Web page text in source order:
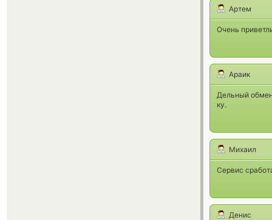
Артем
Очень
Араик
Дельный
ку.
Михаил
Сервис
Денис